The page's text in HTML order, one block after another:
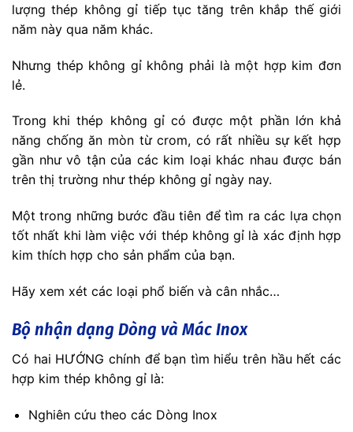
lượng thép không gỉ tiếp tục tăng trên khắp thế giới
năm này qua năm khác.
Nhưng thép không gỉ không phải là một hợp kim đơn
lẻ.
Trong khi thép không gỉ có được một phần lớn khả
năng chống ăn mòn từ crom, có rất nhiều sự kết hợp
gần như vô tận của các kim loại khác nhau được bán
trên thị trường như thép không gỉ ngày nay.
Một trong những bước đầu tiên để tìm ra các lựa chọn
tốt nhất khi làm việc với thép không gỉ là xác định hợp
kim thích hợp cho sản phẩm của bạn.
Hãy xem xét các loại phổ biến và cân nhắc…
Bộ nhận dạng Dòng và Mác Inox
Có hai HƯỚNG chính để bạn tìm hiểu trên hầu hết các
hợp kim thép không gỉ là:
Nghiên cứu theo các Dòng Inox